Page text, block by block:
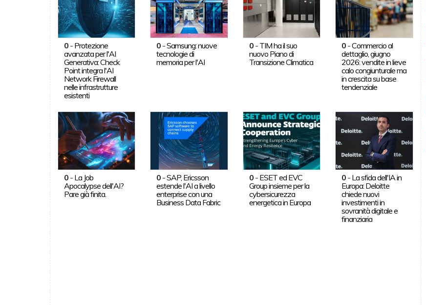
0- Protezione
avanzata per l'AI
Generativa: Check
Point integra l'AI
Network Firewall
nelle infrastrutture
esistenti
0 -Samsung: nuove
tecnologie di
memoria per l'AI
0- TIM ha il suo
nuovo Piano di
Transizione Climatica
0 -Commercio al
dettaglio, giugno
2026: vendite in lieve
calo congiunturale ma
in crescita su base
tendenziale
0- La Job
Apocalypse dell'AI?
Pare già finita.
0 -SAP, Ericsson
estende l'AI a livello
enterprise con una
Business Data Fabric
0- ESET ed EVC
Group insieme per la
cybersicurezza
energetica in Europa
0 - La sfida dell'IA in
Europa: Deloitte
chiede nuovi
investimenti in
sovranità digitale e
finanziaria